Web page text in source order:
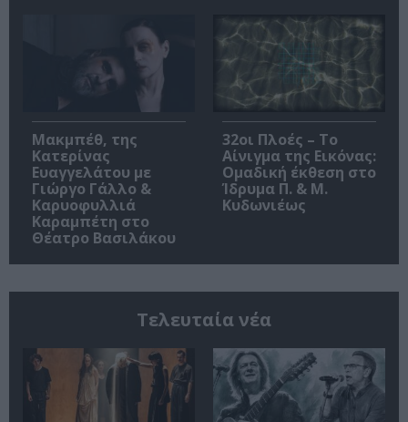
Μακμπέθ, της
Κατερίνας
Ευαγγελάτου με
Γιώργο Γάλλο &
Καρυοφυλλιά
Καραμπέτη στο
Θέατρο Βασιλάκου
32οι Πλοές – Το
Αίνιγμα της Εικόνας:
Ομαδική έκθεση στο
Ίδρυμα Π. & Μ.
Κυδωνιέως
Τελευταία νέα